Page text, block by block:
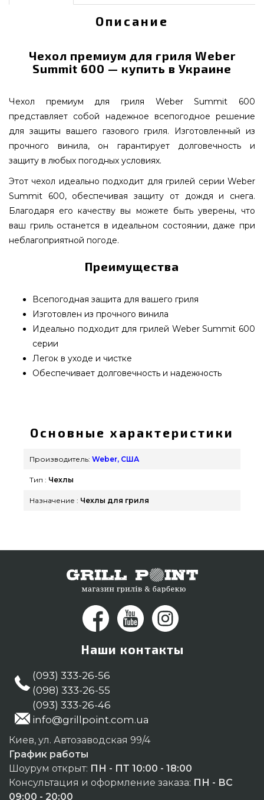
Описание
Чехол премиум для гриля Weber
Summit 600 — купить в Украине
Чехол премиум для гриля Weber Summit 600
представляет собой надежное всепогодное решение
для защиты вашего газового гриля. Изготовленный из
прочного винила, он гарантирует долговечность и
защиту в любых погодных условиях.
Этот чехол идеально подходит для грилей серии Weber
Summit 600, обеспечивая защиту от дождя и снега.
Благодаря его качеству вы можете быть уверены, что
ваш гриль останется в идеальном состоянии, даже при
неблагоприятной погоде.
Преимущества
Всепогодная защита для вашего гриля
Изготовлен из прочного винила
Идеально подходит для грилей Weber Summit 600
серии
Легок в уходе и чистке
Обеспечивает долговечность и надежность
Weber, США по оправданной стоимости всего 15
199 грн. в магазине грилей и аксессуаров
GrillPoint. Заманчивые предложения на Чехлы
Напишите нашим продавцам на номер 0(800)
337-275 и мы привезем жителям городов:
Основные характеристики
Производитель: Weber, США
Тип : Чехлы
Назначение : Чехлы для гриля
Наши контакты
(093) 333-26-56
(098) 333-26-55
(093) 333-26-46
info@grillpoint.com.ua
Киев, ул. Автозаводская 99/4
График работы
Шоурум открыт: ПН - ПТ 10:00 - 18:00
Консультация и оформление заказа: ПН - ВС
09:00 - 20:00